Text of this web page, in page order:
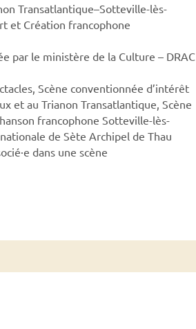
Transatlantique–Sotteville-lès-
et Création francophone
par le ministère de la Culture – DRAC
Scène conventionnée d’intérêt
et au Trianon Transatlantique, Scène
francophone Sotteville-lès-
de Sète Archipel de Thau
dans une scène